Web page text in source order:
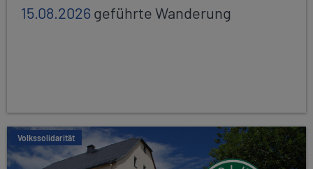
15.08.2026geführte Wanderung
Volkssolidarität